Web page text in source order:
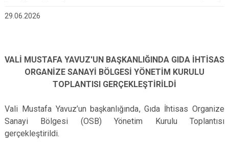
29.06.2026
VALİ MUSTAFA YAVUZ'UN BAŞKANLIĞINDA GIDA İHTİSAS
ORGANİZE SANAYİ BÖLGESİ YÖNETİM KURULU
TOPLANTISI GERÇEKLEŞTİRİLDİ
Vali Mustafa Yavuz’un başkanlığında, Gıda İhtisas Organize
Sanayi Bölgesi (OSB) Yönetim Kurulu Toplantısı
gerçekleştirildi.